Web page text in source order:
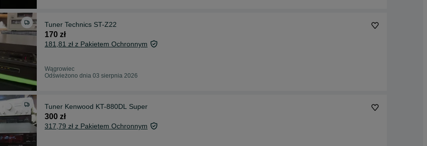
Tuner Technics ST-Z22
170 zł
181,81 zł z Pakietem Ochronnym
Wągrowiec
Odświeżono dnia 03 sierpnia 2026
Tuner Kenwood KT-880DL Super
300 zł
317,79 zł z Pakietem Ochronnym